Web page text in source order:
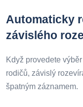
Automaticky
závislého
Když provedete
rodičů, závislý
špatným záznamem.